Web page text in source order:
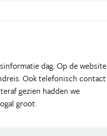
dag. Op de website
Ook telefonisch contact
gezien hadden we
groot.